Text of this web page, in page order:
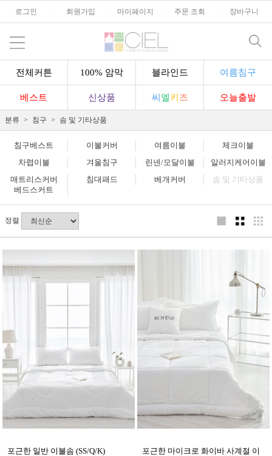
로그인 회원가입 마이페이지 주문 조회 장바구니
전체커튼 100% 암막 블라인드 여름침구
베스트 신상품 씨 엘키 즈 오늘출발
분류 침구 솜 및 기타상품
침구베스트 이불커버 여름이불
체크이불
차렵이불
겨울침구 린넨/모달이불
알러지케어이불
매트리스커버
베드스커트
침대패드 베개커버 솜 및 기타상품
정렬
포근한 일반 이불솜 (SS/Q/K)
포근한 마이크로 화이바 사계절 이